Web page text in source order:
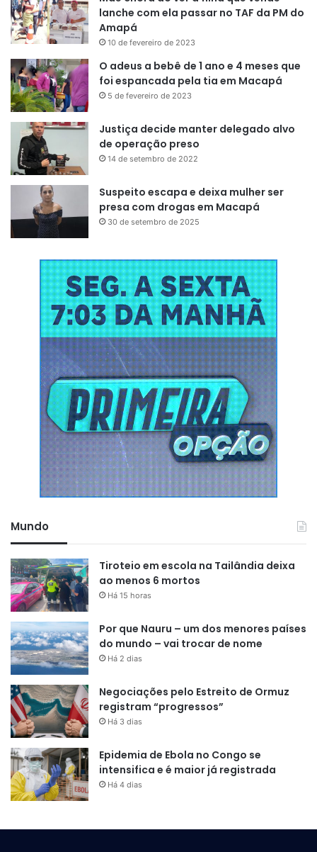
lanche com ela passar no TAF da PM do
Amapá
10 de fevereiro de 2023
O adeus a bebê de 1 ano e 4 meses que
foi espancada pela tia em Macapá
5 de fevereiro de 2023
Justiça decide manter delegado alvo
de operação preso
14 de setembro de 2022
Suspeito escapa e deixa mulher ser
presa com drogas em Macapá
30 de setembro de 2025
Mundo
Tiroteio em escola na Tailândia deixa
ao menos 6 mortos
Há 15 horas
Por que Nauru – um dos menores países
do mundo – vai trocar de nome
Há 2 dias
Negociações pelo Estreito de Ormuz
registram “progressos”
Há 3 dias
Epidemia de Ebola no Congo se
intensifica e é maior já registrada
Há 4 dias